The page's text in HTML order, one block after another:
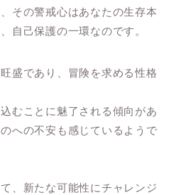
その警戒心はあなたの生存本
自己保護の一環なのです。
盛であり、冒険を求める性格
むことに魅了される傾向があ
への不安も感じているようで
、新たな可能性にチャレンジ